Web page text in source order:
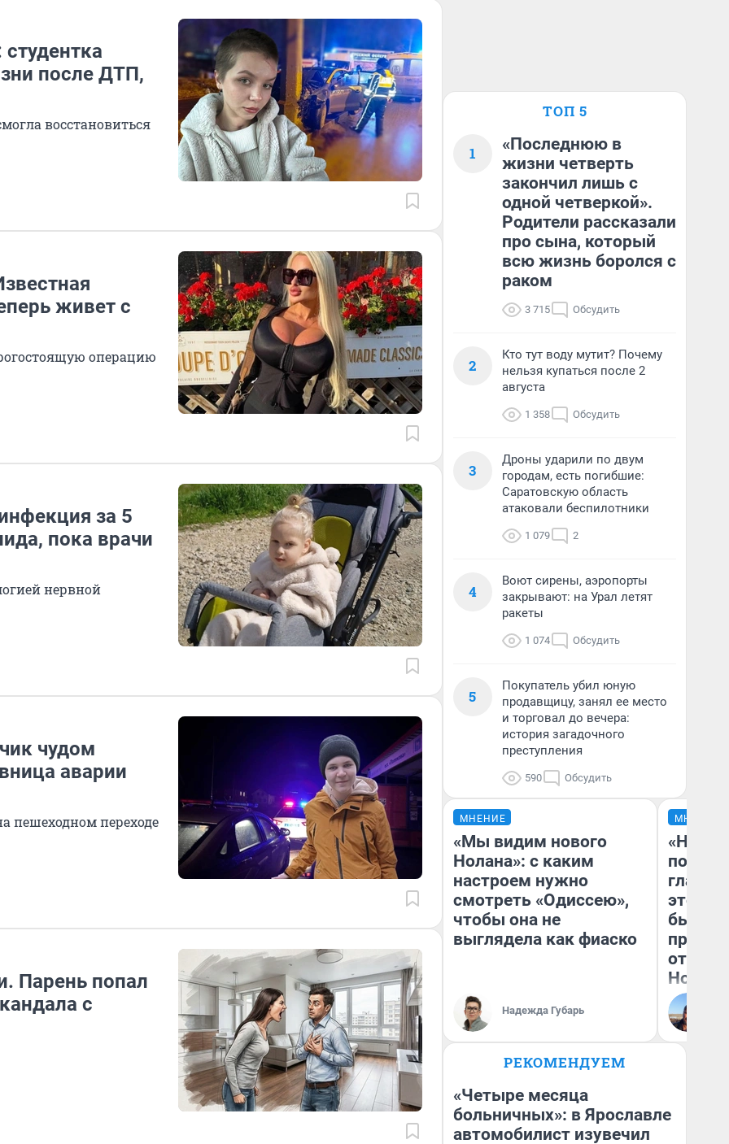
после ДТП,
восстановиться
живет с
операцию
за 5
пока врачи
нервной
чудом
аварии
пешеходном переходе
Парень попал
с
ТОП 5
1
«Последнюю в
жизни четверть
закончил лишь с
одной четверкой».
Родители рассказали
про сына, который
всю жизнь боролся с
раком
3 715 Обсудить
2
Кто тут воду мутит? Почему
нельзя купаться после 2
августа
1 358 Обсудить
3
Дроны ударили по двум
городам, есть погибшие:
Саратовскую область
атаковали беспилотники
1 079 2
4
Воют сирены, аэропорты
закрывают: на Урал летят
ракеты
1 074 Обсудить
5
Покупатель убил юную
продавщицу, занял ее место
и торговал до вечера:
история загадочного
преступления
590 Обсудить
МНЕНИЕ
«Мы видим нового
Нолана»: с каким
настроем нужно
смотреть «Одиссею»,
чтобы она не
выглядела как фиаско
Надежда Губарь
МНЕНИЕ
этого
бьет
отзыв
Нолана
РЕКОМЕНДУЕМ
«Четыре месяца
больничных»: в Ярославле
автомобилист изувечил